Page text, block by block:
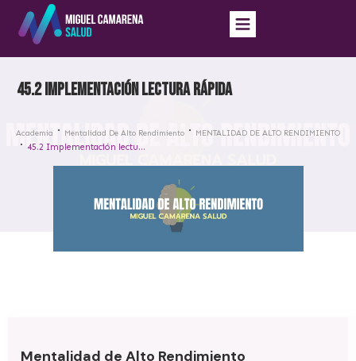
45.2 Implementación lectura rápida
Academia Mentalidad De Alto Rendimiento MENTALIDAD DE ALTO RENDIMIENTO
45.2 Implementación lectura rápida
Mentalidad de Alto Rendimiento